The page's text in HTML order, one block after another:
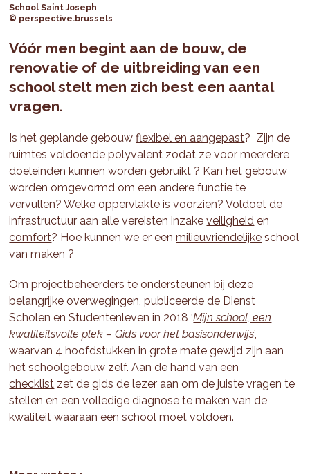
School Saint Joseph
© perspective.brussels
Vóór men begint aan de bouw, de
renovatie of de uitbreiding van een
school stelt men zich best een aantal
vragen.
Is het geplande gebouwflexibel en aangepast? Zijn de
ruimtes voldoende polyvalent zodat ze voor meerdere
doeleinden kunnen worden gebruikt ? Kan het gebouw
worden omgevormd om een andere functie te
vervullen? Welkeoppervlakte is voorzien? Voldoet de
infrastructuur aan alle vereisten inzakeveiligheid en
comfort? Hoe kunnen we er eenmilieuvriendelijke school
van maken ?
Om projectbeheerders te ondersteunen bij deze
belangrijke overwegingen, publiceerde de Dienst
Scholen en Studentenleven in 2018 ‘Mijn school, een
kwaliteitsvolle plek – Gids voor het basisonderwijs’,
waarvan 4 hoofdstukken in grote mate gewijd zijn aan
het schoolgebouw zelf. Aan de hand van een
checklist zet de gids de lezer aan om de juiste vragen te
stellen en een volledige diagnose te maken van de
kwaliteit waaraan een school moet voldoen.